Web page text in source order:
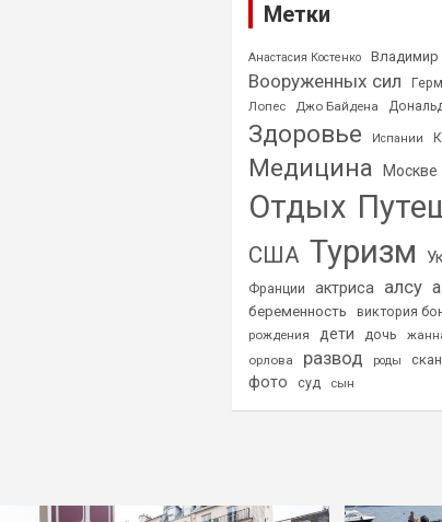
Метки
Анастасия Костенко Владимир
Вооруженных сил
Лопес
Джо Байдена
Здоровье Испании
Медицина Москве
Отдых
США Туризм
Франции актриса алсу
беременность виктория
рождения
дети дочь
орлова
развод роды
фото
суд сын